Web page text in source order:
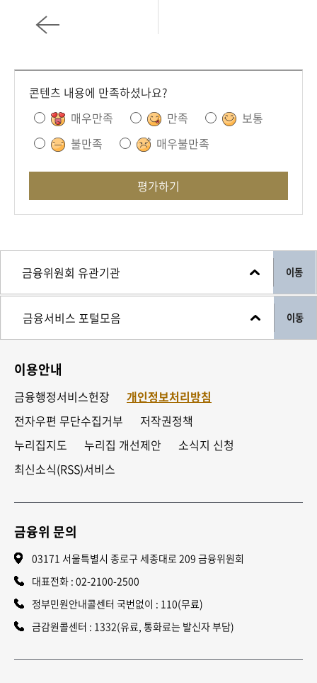
콘텐츠 내용에 만족하셨나요?
매우만족
만족
보통
불만족
매우불만족
평가하기
이동
이동
이용안내
금융행정서비스헌장
개인정보처리방침
전자우편 무단수집거부
저작권정책
누리집지도
누리집 개선제안
소식지 신청
최신소식(RSS)서비스
금융위 문의
03171 서울특별시 종로구 세종대로 209 금융위원회
대표전화 : 02-2100-2500
정부민원안내콜센터 국번없이 : 110(무료)
금감원콜센터 : 1332(유료, 통화료는 발신자 부담)